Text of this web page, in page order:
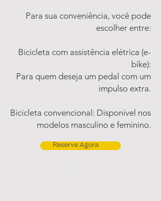
Para sua conveniência, você pode
escolher entre:
Bicicleta com assistência elétrica (e-
bike):
Para quem deseja um pedal com um
impulso extra.
Bicicleta convencional: Disponível nos
modelos masculino e feminino.
Reserve Agora